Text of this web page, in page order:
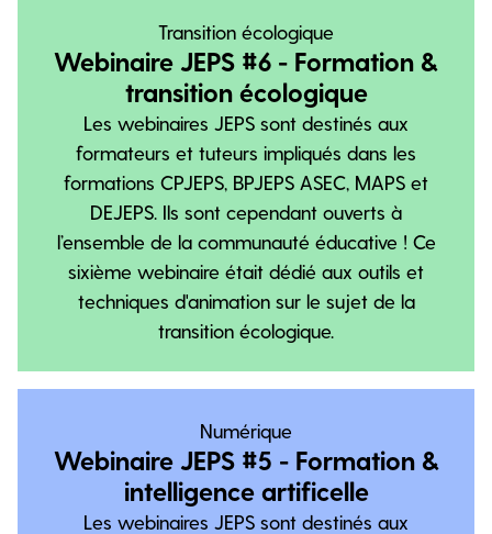
Transition écologique
Webinaire JEPS #6 - Formation &
transition écologique
Les webinaires JEPS sont destinés aux
formateurs et tuteurs impliqués dans les
formations CPJEPS, BPJEPS ASEC, MAPS et
DEJEPS. Ils sont cependant ouverts à
l’ensemble de la communauté éducative ! Ce
sixième webinaire était dédié aux outils et
techniques d'animation sur le sujet de la
transition écologique.
Numérique
Webinaire JEPS #5 - Formation &
intelligence artificelle
Les webinaires JEPS sont destinés aux